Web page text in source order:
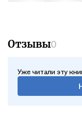
Отзывы0
Уже читали эту